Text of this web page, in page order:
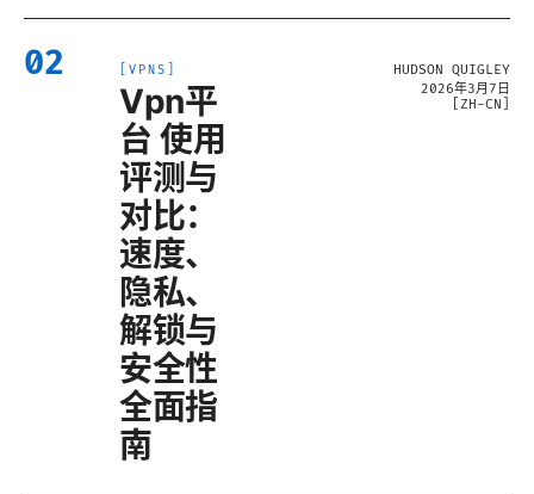
02 VPNS
Vpn平
台 使用
评测与
对比：
速度、
隐私、
解锁与
安全性
全面指
南
HUDSON QUIGLEY
2026年3月7日
ZH-CN